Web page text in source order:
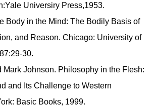
Universiry Press,1953.
Body in the Mind: The Bodily Basis of
and Reason. Chicago: University of
30.
Mark Johnson. Philosophy in the Flesh:
and Its Challenge to Western
Basic Books, 1999.